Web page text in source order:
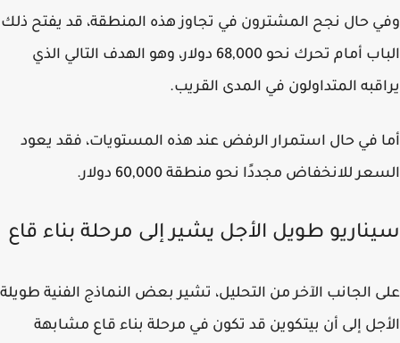
حال نجح المشترون في تجاوز هذه المنطقة، قد يفتح ذلك
الباب أمام تحرك نحو 68,000 دولار، وهو الهدف التالي الذي
المتداولون في المدى القريب.
في حال استمرار الرفض عند هذه المستويات، فقد يعود
للانخفاض مجددًا نحو منطقة 60,000 دولار.
طويل الأجل يشير إلى مرحلة بناء قاع
الجانب الآخر من التحليل، تشير بعض النماذج الفنية طويلة
إلى أن بيتكوين قد تكون في مرحلة بناء قاع مشابهة